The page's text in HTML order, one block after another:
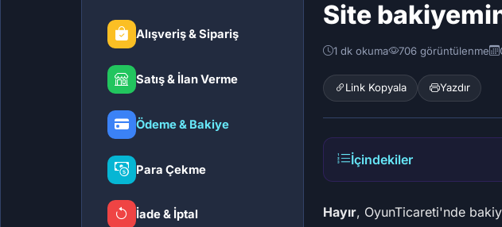
Alışveriş & Sipariş
Satış & İlan Verme
Ödeme & Bakiye
Para Çekme
İade & İptal
Site
1 dk okuma 706 görüntülenme
Link Kopyala Yazdır
İçindekiler
Hayır, OyunTicareti'nde